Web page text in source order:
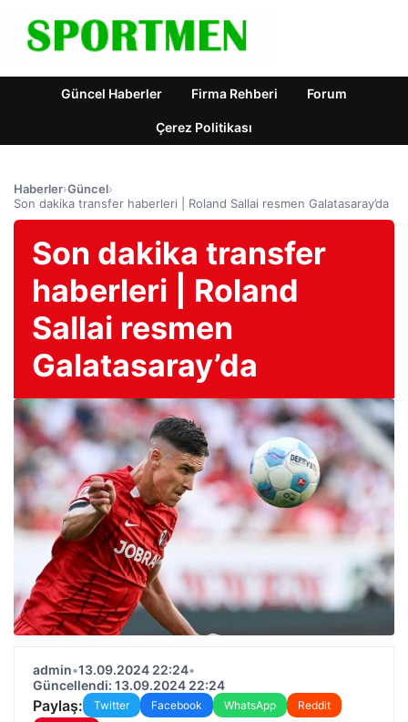
Güncel Haberler Firma Rehberi Forum
Çerez Politikası
Haberler›Güncel›
Son dakika transfer haberleri | Roland Sallai resmen Galatasaray’da
Son dakika transfer
haberleri | Roland
Sallai resmen
Galatasaray’da
admin•13.09.2024 22:24•
Güncellendi: 13.09.2024 22:24
Paylaş: Twitter Facebook WhatsApp
Reddit